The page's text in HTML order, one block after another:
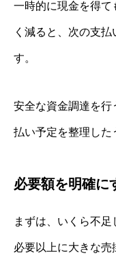
一時的に現金を得て
く減ると、次の支
す。
安全な資金調達を行
払い予定を整理した
必要額を明確に
まずは、いくら不足
必要以上に大きな